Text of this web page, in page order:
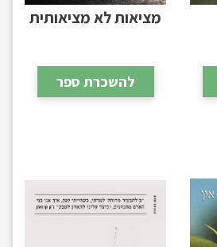
מציאות לא מציאותית
להשכרת ספר